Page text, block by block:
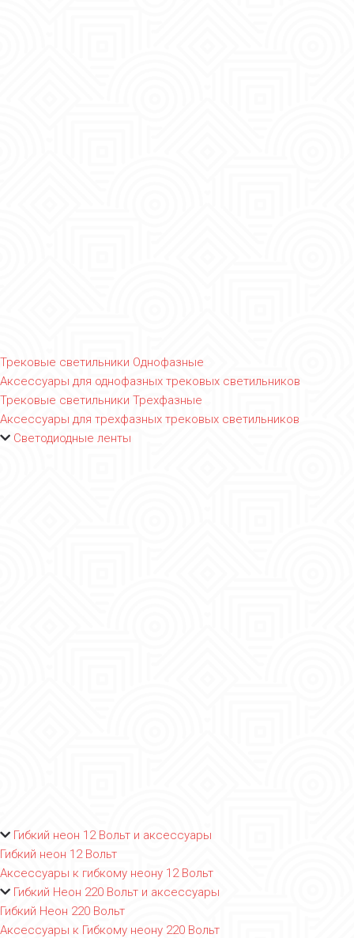
Трековые светильники Однофазные
Аксессуары для однофазных трековых светильников
Трековые светильники Трехфазные
Аксессуары для трехфазных трековых светильников
Светодиодные ленты
Гибкий неон 12 Вольт и аксессуары
Гибкий неон 12 Вольт
Аксессуары к гибкому неону 12 Вольт
Гибкий Неон 220 Вольт и аксессуары
Гибкий Неон 220 Вольт
Аксессуары к Гибкому неону 220 Вольт